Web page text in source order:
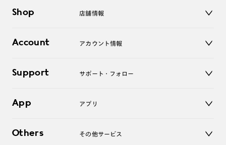
サングラス
コンタクトレンズ
アクセサリー
Shop 店舗情報
オンラインショップ
Account アカウント情報
ログアウト
Support サポート・フォロー
よくあるご質問
お問い合わせ
App アプリ
Others その他サービス